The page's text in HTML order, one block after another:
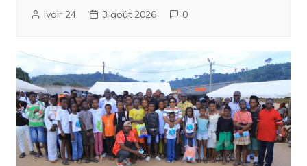
Ivoir 24 3 août 2026 0